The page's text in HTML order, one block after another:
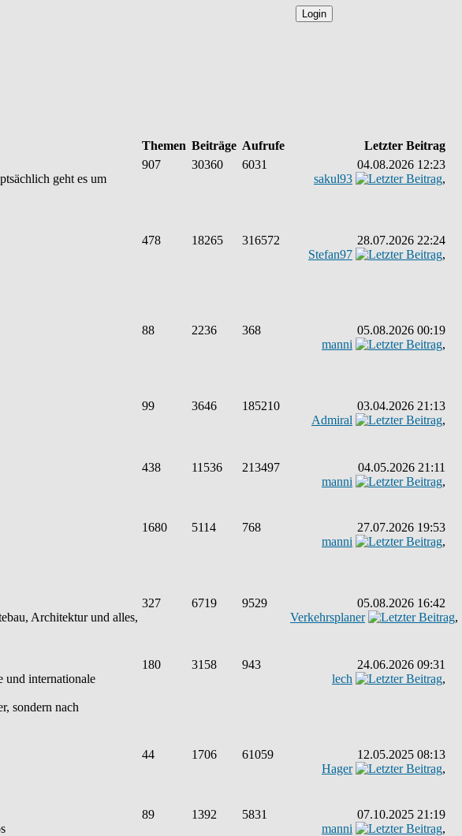
Themen Beiträge Aufrufe
Letzter Beitrag
geht es um
907 30360 6031
04.08.2026 12:23
sakul93
,
478 18265 316572
28.07.2026 22:24
Stefan97
,
88 2236 368
05.08.2026 00:19
manni
,
99 3646 185210
03.04.2026 21:13
Admiral
,
438 11536 213497
04.05.2026 21:11
manni
,
1680 5114 768
27.07.2026 19:53
manni
,
Architektur und alles,
327 6719 9529
05.08.2026 16:42
Verkehrsplaner
,
und internationale
sondern nach
180 3158 943
24.06.2026 09:31
lech
,
44 1706 61059
12.05.2025 08:13
Hager
,
89 1392 5831
07.10.2025 21:19
manni
,